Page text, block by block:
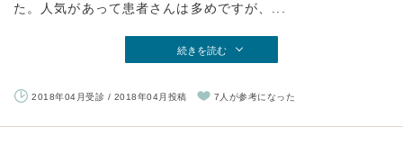
た。人気があって患者さんは多めですが、...
続きを読む
2018年04月受診 / 2018年04月投稿 7人が参考になった